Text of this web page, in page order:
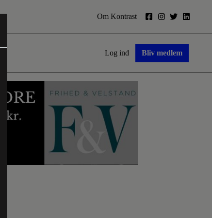
Om Kontrast
Log ind Bliv medlem